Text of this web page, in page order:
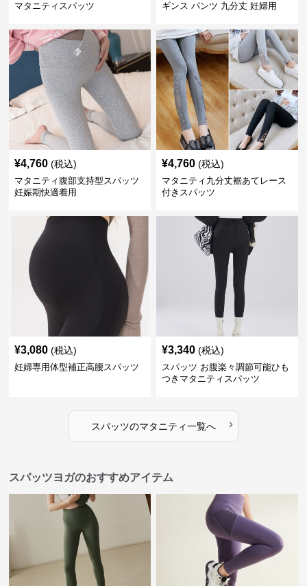
マタニティスパッツ
ギンス パンツ 九分丈 妊婦用
¥4,760 (税込)
マタニティ腹部支持型スパッツ
妊娠期快適着用
¥4,760 (税込)
マタニティ九分丈裾あてレース
付きスパッツ
¥3,080 (税込)
妊婦専用体型補正高腰スパッツ
¥3,340 (税込)
スパッツ お腹楽々調節可能ひも
つきマタニティスパッツ
スパッツのマタニティ一覧へ ›
スパッツヨガのおすすめアイテム